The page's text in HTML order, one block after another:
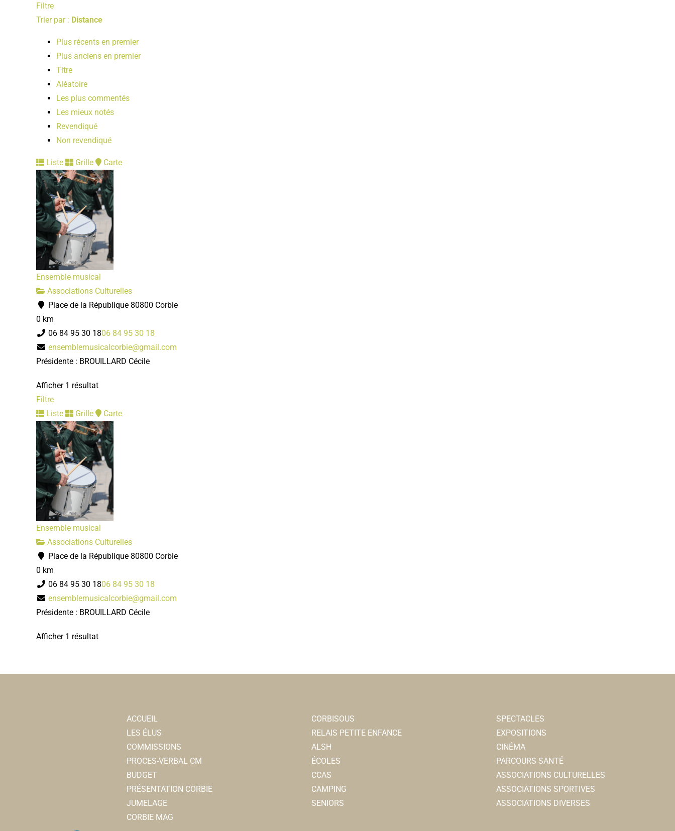
Filtre
Trier par : Distance
Plus récents en premier
Plus anciens en premier
Titre
Aléatoire
Les plus commentés
Les mieux notés
Revendiqué
Non revendiqué
Liste Grille Carte
Ensemble musical
Associations Culturelles
Place de la République 80800 Corbie
0 km
06 84 95 30 1806 84 95 30 18
ensemblemusicalcorbie@gmail.com
Présidente : BROUILLARD Cécile
Afficher 1 résultat
Filtre
Liste
Grille Carte
Ensemble musical
Associations Culturelles
Place de la République 80800 Corbie
0 km
06 84 95 30 1806 84 95 30 18
ensemblemusicalcorbie@gmail.com
Présidente : BROUILLARD Cécile
Afficher 1 résultat
ACCUEIL
LES ÉLUS
COMMISSIONS
PROCES-VERBAL CM
BUDGET
PRÉSENTATION CORBIE
JUMELAGE
CORBIE MAG
CORBISOUS
RELAIS PETITE ENFANCE
ALSH
ÉCOLES
CCAS
CAMPING
SENIORS
SPECTACLES
EXPOSITIONS
CINÉMA
PARCOURS SANTÉ
ASSOCIATIONS CULTURELLES
ASSOCIATIONS SPORTIVES
ASSOCIATIONS DIVERSES